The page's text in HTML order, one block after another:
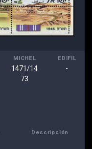
MICHEL
1471/14
73
EDIFIL
-
Descripción